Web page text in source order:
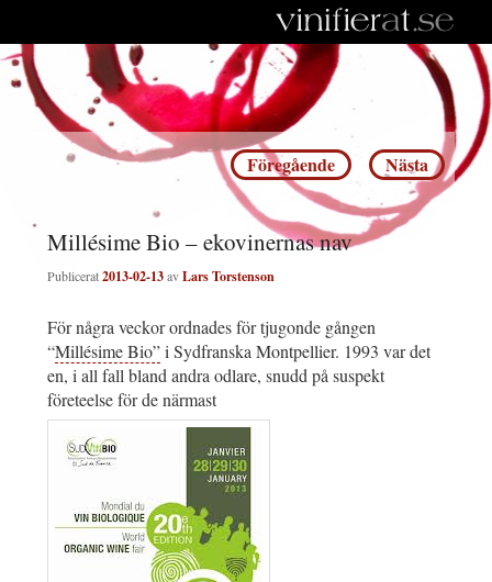
Inläggsnavigering
Föregående Nästa
Millésime Bio – ekovinernas nav
Publicerat2013-02-13avLars Torstenson
För några veckor ordnades för tjugonde gången
“Millésime Bio”i Sydfranska Montpellier. 1993 var det
en, i all fall bland andra odlare, snudd på suspekt
företeelse för de närmast